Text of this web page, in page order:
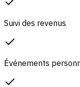
Suivi des revenus
Événements